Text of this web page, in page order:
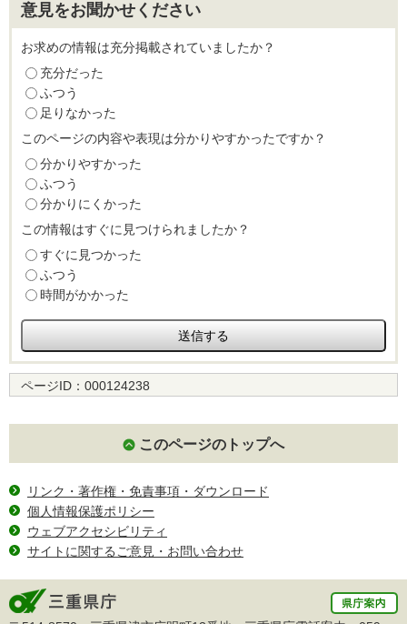
意見をお聞かせください
お求めの情報は充分掲載されていましたか？
充分だった
ふつう
足りなかった
このページの内容や表現は分かりやすかったですか？
分かりやすかった
ふつう
分かりにくかった
この情報はすぐに見つけられましたか？
すぐに見つかった
ふつう
時間がかかった
ページID： 000124238
このページのトップへ
リンク・著作権・免責事項・ダウンロード
個人情報保護ポリシー
ウェブアクセシビリティ
サイトに関するご意見・お問い合わせ